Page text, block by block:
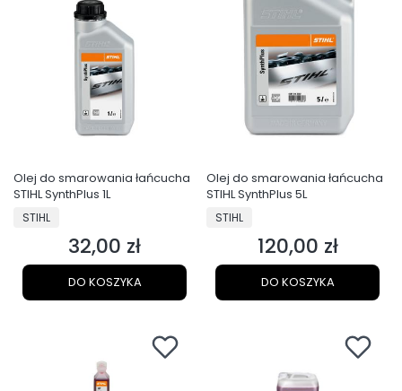
Olej do smarowania łańcucha
STIHL SynthPlus 1L
PRODUCENT
STIHL
Cena
32,00 zł
DO KOSZYKA
Olej do smarowania łańcucha
STIHL SynthPlus 5L
PRODUCENT
STIHL
Cena
120,00 zł
DO KOSZYKA